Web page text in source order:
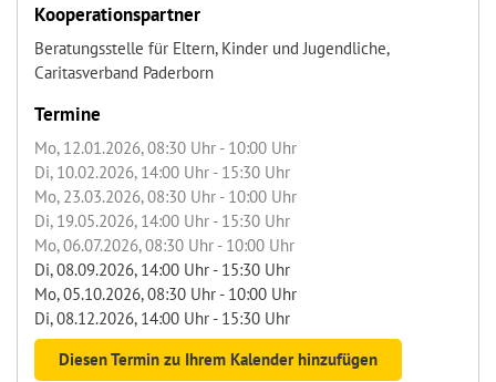
Kooperationspartner
Beratungsstelle für Eltern, Kinder und Jugendliche,
Caritasverband Paderborn
Termine
Mo, 12.01.2026, 08:30 Uhr - 10:00 Uhr
Di, 10.02.2026, 14:00 Uhr - 15:30 Uhr
Mo, 23.03.2026, 08:30 Uhr - 10:00 Uhr
Di, 19.05.2026, 14:00 Uhr - 15:30 Uhr
Mo, 06.07.2026, 08:30 Uhr - 10:00 Uhr
Di, 08.09.2026, 14:00 Uhr - 15:30 Uhr
Mo, 05.10.2026, 08:30 Uhr - 10:00 Uhr
Di, 08.12.2026, 14:00 Uhr - 15:30 Uhr
Diesen Termin zu Ihrem Kalender hinzufügen